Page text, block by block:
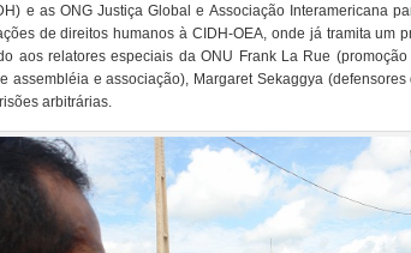
e as ONG Justiça Global e Associação Interamericana
de direitos humanos à CIDH-OEA, onde já tramita um
aos relatores especiais da ONU Frank La Rue
assembléia e associação), Margaret Sekaggya
arbitrárias.